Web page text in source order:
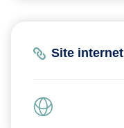
Site internet